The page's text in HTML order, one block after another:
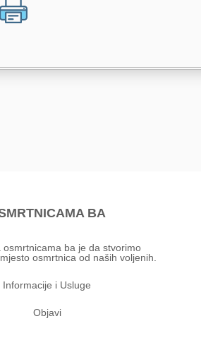
BA
osmrtnicama ba je da stvorimo
osmrtnica od naših voljenih.
Informacije i Usluge
Objavi